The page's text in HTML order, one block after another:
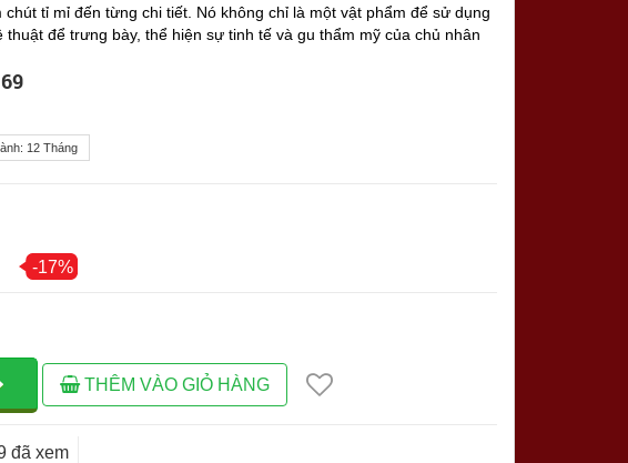
tỉ mỉ đến từng chi tiết. Nó không chỉ là một vật phẩm để sử dụng
thuật để trưng bày, thể hiện sự tinh tế và gu thẩm mỹ của chủ nhân
12 Tháng
-17%
THÊM VÀO GIỎ HÀNG
đã xem